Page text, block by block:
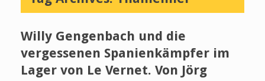
Willy Gengenbach und die
vergessenen Spanienkämpfer im
Lager von Le Vernet. Von Jörg